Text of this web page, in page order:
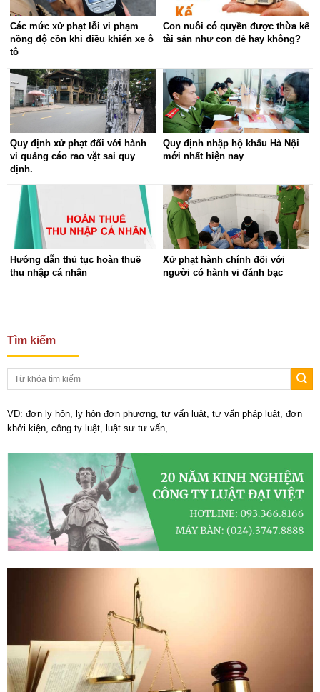
Các mức xử phạt lỗi vi phạm
nồng độ cồn khi điều khiển xe ô
tô
Con nuôi có quyền được thừa kế
tài sản như con đẻ hay không?
Quy định xử phạt đối với hành
vi quảng cáo rao vặt sai quy
định.
Quy định nhập hộ khẩu Hà Nội
mới nhất hiện nay
Hướng dẫn thủ tục hoàn thuế
thu nhập cá nhân
Xử phạt hành chính đối với
người có hành vi đánh bạc
Tìm kiếm
VD: đơn ly hôn, ly hôn đơn phương, tư vấn luật, tư vấn pháp luật, đơn
khởi kiện, công ty luật, luật sư tư vấn,…